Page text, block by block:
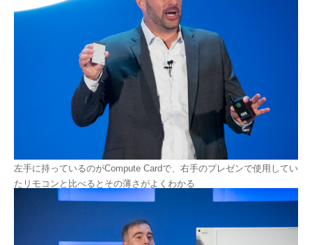
左手に持っているのがCompute Cardで、右手のプレゼンで使用してい
たリモコンと比べるとその薄さがよくわかる